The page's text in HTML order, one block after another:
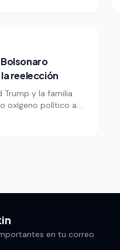
sus cálculos,
Bolsonaro
reelección
y la familia
oxígeno político a
externa, lejos
soberanista de
en tu correo